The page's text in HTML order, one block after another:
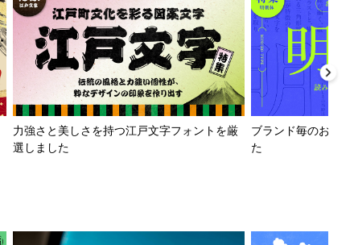
力強さと美しさを持つ江戸文字フォントを厳
選しました
ブランド毎のおす
た